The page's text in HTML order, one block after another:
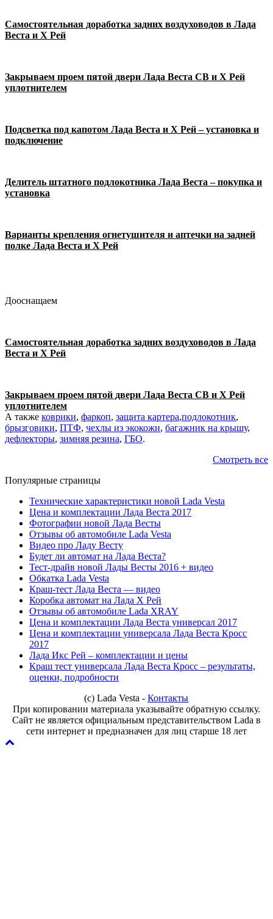
Самостоятельная доработка задних воздуховодов в Лада
Веста и Х Рей
Закрываем проем пятой двери Лада Веста СВ и Х Рей
уплотнителем
Подсветка под капотом Лада Веста и Х Рей – установка и
подключение
Делитель штатного подлокотника Лада Веста – покупка и
установка
Варианты крепления огнетушителя и аптечки на задней
полке Лада Веста и Х Рей
Дооснащаем
Самостоятельная доработка задних воздуховодов в Лада
Веста и Х Рей
Закрываем проем пятой двери Лада Веста СВ и Х Рей
уплотнителем
А также коврики, фаркоп, защита картера,подлокотник,
брызговики, ПТФ, чехлы из экокожи, багажник на крышу,
дефлекторы, зимняя резина, ГБО.
Смотреть все
Популярные страницы
Технические характеристики новой Lada Vesta
Цена и комплектации Лада Веста 2017
Фотографии новой Лада Весты
Отзывы об автомобиле Lada Vesta
Видео про Ладу Весту
Будет ли автомат на Лада Веста?
Тест-драйв новой Лады Весты 2016 + видео
Обкатка Lada Vesta
Краш-тест Лада Веста — видео
Коробка автомат на Лада Х Рей
Отзывы об автомобиле Lada XRAY
Цена и комплектации Лада Веста универсал 2017
Цена и комплектации универсала Лада Веста Кросс
2017
Лада Икс Рей – комплектации и цены
Краш тест универсала Лада Веста Кросс – результаты,
оценки, подробности
(с) Lada Vesta -Контакты
При копировании материала указывайте обратную ссылку.
Сайт не является официальным представительством Lada в
сети интернет и предназначен для лиц старше 18 лет